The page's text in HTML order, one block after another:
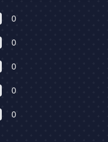
0
0
0
0
0